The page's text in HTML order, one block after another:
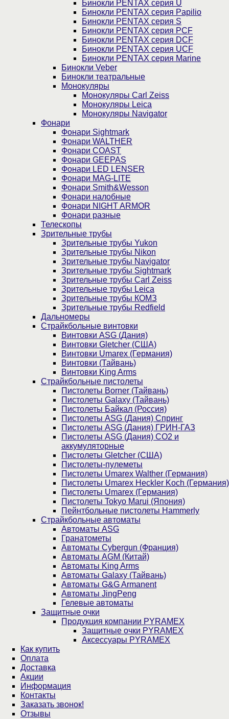
Бинокли PENTAX серия U
Бинокли PENTAX серия Papilio
Бинокли PENTAX серия S
Бинокли PENTAX серия PCF
Бинокли PENTAX серия DCF
Бинокли PENTAX серия UCF
Бинокли PENTAX серия Marine
Бинокли Veber
Бинокли театральные
Монокуляры
Монокуляры Carl Zeiss
Монокуляры Leica
Монокуляры Navigator
Фонари
Фонари Sightmark
Фонари WALTHER
Фонари COAST
Фонари GEEPAS
Фонари LED LENSER
Фонари MAG-LITE
Фонари Smith&Wesson
Фонари налобные
Фонари NIGHT ARMOR
Фонари разные
Телескопы
Зрительные трубы
Зрительные трубы Yukon
Зрительные трубы Nikon
Зрительные трубы Navigator
Зрительные трубы Sightmark
Зрительные трубы Carl Zeiss
Зрительные трубы Leica
Зрительные трубы КОМЗ
Зрительные трубы Redfield
Дальномеры
Страйкбольные винтовки
Винтовки ASG (Дания)
Винтовки Gletcher (США)
Винтовки Umarex (Германия)
Винтовки (Тайвань)
Винтовки King Arms
Страйкбольные пистолеты
Пистолеты Borner (Тайвань)
Пистолеты Galaxy (Тайвань)
Пистолеты Байкал (Россия)
Пистолеты ASG (Дания) Спринг
Пистолеты ASG (Дания) ГРИН-ГАЗ
Пистолеты ASG (Дания) CO2 и
аккумуляторные
Пистолеты Gletcher (США)
Пистолеты-пулеметы
Пистолеты Umarex Walther (Германия)
Пистолеты Umarex Heckler Koch (Германия)
Пистолеты Umarex (Германия)
Пистолеты Tokyo Marui (Япония)
Пейнтбольные пистолеты Hammerly
Страйкбольные автоматы
Автоматы ASG
Гранатометы
Автоматы Cybergun (Франция)
Автоматы AGM (Китай)
Автоматы King Arms
Автоматы Galaxy (Тайвань)
Автоматы G&G Armanent
Автоматы JingPeng
Гелевые автоматы
Защитные очки
Продукция компании PYRAMEX
Защитные очки PYRAMEX
Аксессуары PYRAMEX
Как купить
Оплата
Доставка
Акции
Информация
Контакты
Заказать звонок!
Отзывы